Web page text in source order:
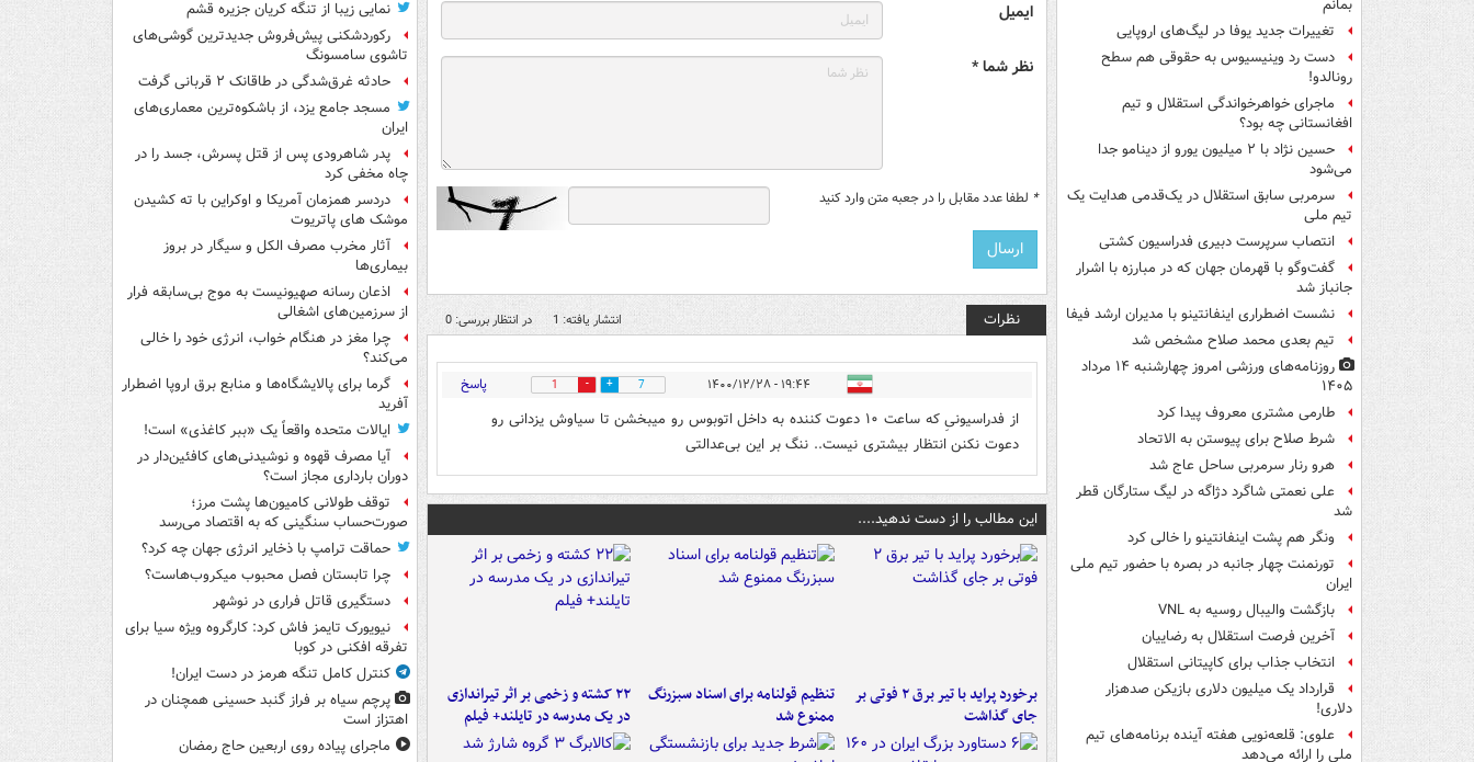
بمانم
تغییرات جدید یوفا در لیگ‌های اروپایی
دست رد وینیسیوس به حقوقی هم سطح
رونالدو!
ماجرای خواهرخواندگی استقلال و تیم
افغانستانی چه بود؟
حسین نژاد با ۲ میلیون یورو از دینامو جدا
می‌شود
سرمربی سابق استقلال در یک‌قدمی هدایت یک
تیم ملی
انتصاب سرپرست دبیری فدراسیون کشتی
گفت‌وگو با قهرمان جهان که در مبارزه با اشرار
جانباز شد
نشست اضطراری اینفانتینو با مدیران ارشد فیفا
تیم بعدی محمد صلاح مشخص شد
روزنامه‌های ورزشی امروز چهارشنبه ۱۴ مرداد
۱۴۰۵
طارمی مشتری معروف پیدا کرد
شرط صلاح برای پیوستن به الاتحاد
هرو رنار سرمربی ساحل عاج شد
علی نعمتی شاگرد دژاگه در لیگ ستارگان قطر
شد
ونگر هم پشت اینفانتینو را خالی کرد
تورنمنت چهار جانبه در بصره با حضور تیم ملی
ایران
بازگشت والیبال روسیه به VNL
آخرین فرصت استقلال به رضاییان
انتخاب جذاب برای کاپیتانی استقلال
قرارداد یک میلیون دلاری بازیکن صدهزار
دلاری!
علوی: قلعه‌نویی هفته آینده برنامه‌های تیم
ملی را ارائه می‌دهد
ایمیل
نظر شما *
* لطفا عدد مقابل را در جعبه متن وارد کنید
نظرات انتشار یافته: 1 در انتظار بررسی: 0
۱۹:۴۴ - ۱۴۰۰/۱۲/۲۸ 7
1 پاسخ
از فدراسیونیِ که ساعت ۱۰ دعوت کننده به داخل اتوبوس رو میبخشن تا سیاوش یزدانی رو
دعوت نکنن انتظار بیشتری نیست.. ننگ بر این بی‌عدالتی
این مطالب را از دست ندهید....
برخورد پراید با تیر برق ۲ فوتی بر
جای گذاشت
تنظیم قولنامه برای اسناد سبزرنگ
ممنوع شد
۲۲ کشته و زخمی بر اثر تیراندازی
در یک مدرسه در تایلند+ فیلم
نمایی زیبا از تنگه کریان جزیره قشم
رکوردشکنی پیش‌فروش جدیدترین گوشی‌های
تاشوی سامسونگ
حادثه غرق‌شدگی در طاقانک ۲ قربانی گرفت
مسجد جامع یزد، از باشکوه‌ترین معماری‌های
ایران
پدر شاهرودی پس از قتل پسرش، جسد را در
چاه مخفی کرد
دردسر همزمان آمریکا و اوکراین با ته کشیدن
موشک های پاتریوت
آثار مخرب مصرف الکل و سیگار در بروز
بیماری‌ها
اذعان رسانه صهیونیست به موج بی‌سابقه فرار
از سرزمین‌های اشغالی
چرا مغز در هنگام خواب، انرژی خود را خالی
می‌کند؟
گرما برای پالایشگاه‌ها و منابع برق اروپا اضطرار
آفرید
ایالات متحده واقعاً یک «ببر کاغذی» است!
آیا مصرف قهوه و نوشیدنی‌های کافئین‌دار در
دوران بارداری مجاز است؟
توقف طولانی کامیون‌ها پشت مرز؛
صورت‌حساب سنگینی که به اقتصاد می‌رسد
حماقت ترامپ با ذخایر انرژی جهان چه کرد؟
چرا تابستان فصل محبوب میکروب‌هاست؟
دستگیری قاتل فراری در نوشهر
نیویورک تایمز فاش کرد: کارگروه ویژه سیا برای
تفرقه افکنی در کوبا
کنترل کامل تنگه هرمز در دست ایران!
پرچم سیاه بر فراز گنبد حسینی همچنان در
اهتزاز است
ماجرای پیاده روی اربعین حاج رمضان